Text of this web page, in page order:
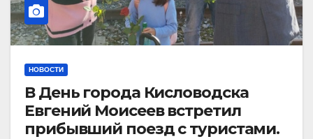
НОВОСТИ
В День города Кисловодска
Евгений Моисеев встретил
прибывший поезд с туристами.